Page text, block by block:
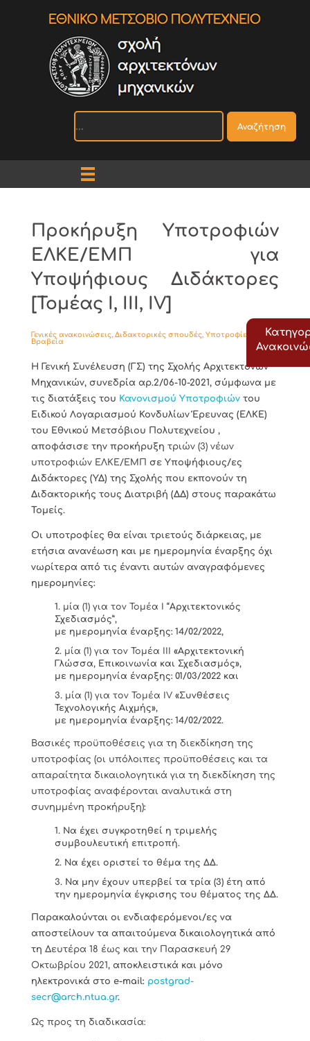
Αναζήτηση
Προκήρυξη Υποτροφιών
ΕΛΚΕ/ΕΜΠ για
Υποψήφιους Διδάκτορες
[Τομέας I, III, IV]
Γενικές ανακοινώσεις, Διδακτορικές σπουδές, Υποτροφίες -
Βραβεία
Η Γενική Συνέλευση (ΓΣ) της Σχολής Αρχιτεκτόνων
Μηχανικών, συνεδρία αρ.2/06-10-2021, σύμφωνα με
τις διατάξεις του Κανονισμού Υποτροφιών του
Ειδικού Λογαριασμού Κονδυλίων Έρευνας (ΕΛΚΕ)
του Εθνικού Μετσόβιου Πολυτεχνείου ,
αποφάσισε την προκήρυξη τριών (3) νέων
υποτροφιών ΕΛΚΕ/ΕΜΠ σε Υποψήφιους/ες
Διδάκτορες (ΥΔ) της Σχολής που εκπονούν τη
Διδακτορικής τους Διατριβή (ΔΔ) στους παρακάτω
Τομείς.
Οι υποτροφίες θα είναι τριετούς διάρκειας, με
ετήσια ανανέωση και με ημερομηνία έναρξης όχι
νωρίτερα από τις έναντι αυτών αναγραφόμενες
ημερομηνίες:
μία (1) για τον Τομέα I “Αρχιτεκτονικός
Σχεδιασμός”,
με ημερομηνία έναρξης: 14/02/2022,
μία (1) για τον Τομέα III «Αρχιτεκτονική
Γλώσσα, Επικοινωνία και Σχεδιασμός»,
με ημερομηνία έναρξης: 01/03/2022 και
μία (1) για τον Τομέα IV «Συνθέσεις
Τεχνολογικής Αιχμής»,
με ημερομηνία έναρξης: 14/02/2022.
Βασικές προϋποθέσεις για τη διεκδίκηση της
υποτροφίας (οι υπόλοιπες προϋποθέσεις και τα
απαραίτητα δικαιολογητικά για τη διεκδίκηση της
υποτροφίας αναφέρονται αναλυτικά στη
συνημμένη προκήρυξη):
Να έχει συγκροτηθεί η τριμελής
συμβουλευτική επιτροπή.
Να έχει οριστεί το θέμα της ΔΔ.
Να μην έχουν υπερβεί τα τρία (3) έτη από
την ημερομηνία έγκρισης του θέματος της ΔΔ.
Παρακαλούνται οι ενδιαφερόμενοι/ες να
αποστείλουν τα απαιτούμενα δικαιολογητικά από
τη Δευτέρα 18 έως και την Παρασκευή 29
Οκτωβρίου 2021, αποκλειστικά και μόνο
ηλεκτρονικά στο e-mail: postgrad-
secr@arch.ntua.gr.
Ως προς τη διαδικασία: